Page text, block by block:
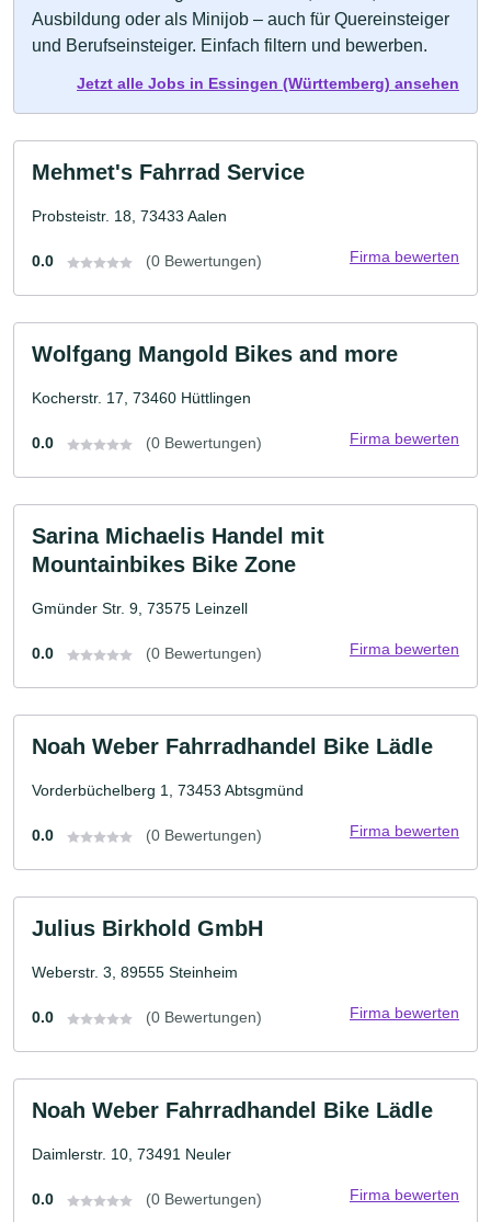
Ausbildung oder als Minijob – auch für Quereinsteiger
und Berufseinsteiger. Einfach filtern und bewerben.
Jetzt alle Jobs in Essingen (Württemberg) ansehen
Mehmet's Fahrrad Service
Probsteistr. 18, 73433 Aalen
0.0 (0 Bewertungen) Firma bewerten
Wolfgang Mangold Bikes and more
Kocherstr. 17, 73460 Hüttlingen
0.0 (0 Bewertungen) Firma bewerten
Sarina Michaelis Handel mit
Mountainbikes Bike Zone
Gmünder Str. 9, 73575 Leinzell
0.0 (0 Bewertungen) Firma bewerten
Noah Weber Fahrradhandel Bike Lädle
Vorderbüchelberg 1, 73453 Abtsgmünd
0.0 (0 Bewertungen) Firma bewerten
Julius Birkhold GmbH
Weberstr. 3, 89555 Steinheim
0.0 (0 Bewertungen) Firma bewerten
Noah Weber Fahrradhandel Bike Lädle
Daimlerstr. 10, 73491 Neuler
0.0 (0 Bewertungen) Firma bewerten